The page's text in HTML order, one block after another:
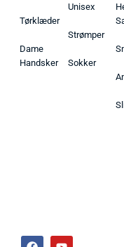
Tørklæder
Dame
Handsker
Unisex
Strømper
Sokker